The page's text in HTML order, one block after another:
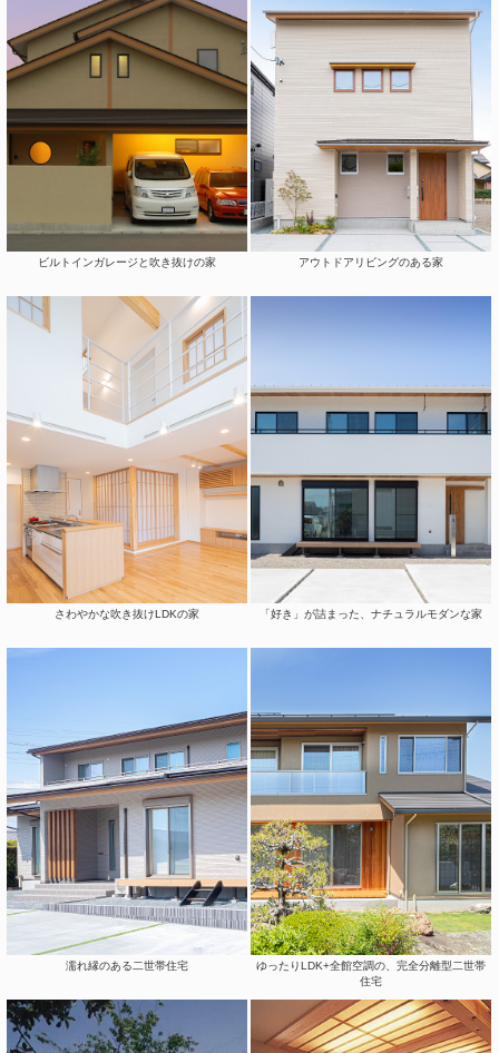
ビルトインガレージと吹き抜けの家 アウトドアリビングのある家
さわやかな吹き抜けLDKの家 「好き」が詰まった、ナチュラルモダンな家
濡れ縁のある二世帯住宅
ゆったりLDK+全館空調の、完全分離型二世帯
住宅